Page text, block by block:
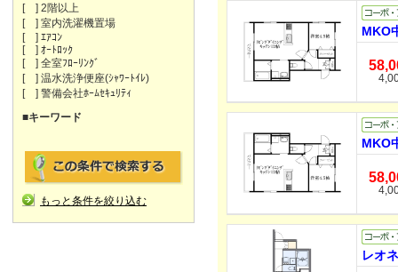
[ ] 2階以上
[ ] 室内洗濯機置場
[ ] ｴｱｺﾝ
[ ] ｵｰﾄﾛｯｸ
[ ] 全室ﾌﾛｰﾘﾝｸﾞ
[ ] 温水洗浄便座(ｼｬﾜｰﾄｲﾚ)
[ ] 警備会社ﾎｰﾑｾｷｭﾘﾃｨ
■キーワード
もっと条件を絞り込む
MKO
MKO
レオ